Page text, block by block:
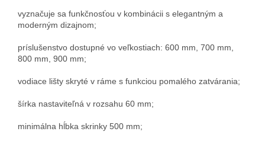
vyznačuje sa funkčnosťou v kombinácii s elegantným a
moderným dizajnom;
príslušenstvo dostupné vo veľkostiach: 600 mm, 700 mm,
800 mm, 900 mm;
vodiace lišty skryté v ráme s funkciou pomalého zatvárania;
šírka nastaviteľná v rozsahu 60 mm;
minimálna hĺbka skrinky 500 mm;